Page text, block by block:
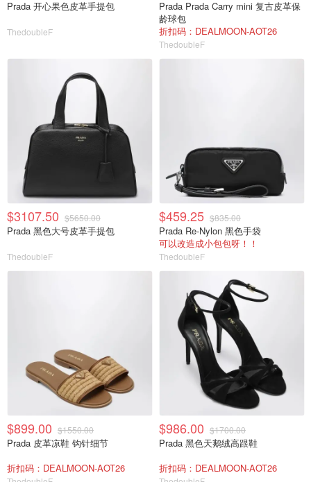
Prada 开心果色皮革手提包
ThedoubleF
Prada Prada Carry mini 复古皮革保
龄球包
折扣码：DEALMOON-AOT26
ThedoubleF
$3107.50 $5650.00
Prada 黑色大号皮革手提包
ThedoubleF
$459.25 $835.00
Prada Re-Nylon 黑色手袋
可以改造成小包包呀！！
ThedoubleF
$899.00 $1550.00
Prada 皮革凉鞋 钩针细节
折扣码：DEALMOON-AOT26
$986.00 $1700.00
Prada 黑色天鹅绒高跟鞋
折扣码：DEALMOON-AOT26